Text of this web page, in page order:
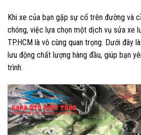
Khi xe của bạn gặp sự cố trên đường và
chóng, việc lựa chọn một dịch vụ sửa xe
TP.HCM là vô cùng quan trọng. Dưới đây
lưu động chất lượng hàng đầu, giúp bạn
trình.